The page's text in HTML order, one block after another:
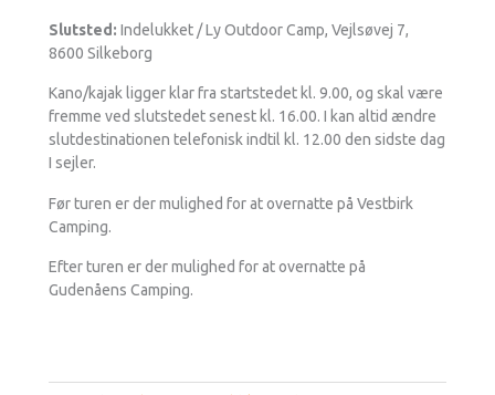
Slutsted: Indelukket / Ly Outdoor Camp, Vejlsøvej 7,
8600 Silkeborg
Kano/kajak ligger klar fra startstedet kl. 9.00, og skal være
fremme ved slutstedet senest kl. 16.00. I kan altid ændre
slutdestinationen telefonisk indtil kl. 12.00 den sidste dag
I sejler.
Før turen er der mulighed for at overnatte på Vestbirk
Camping.
Efter turen er der mulighed for at overnatte på
Gudenåens Camping.